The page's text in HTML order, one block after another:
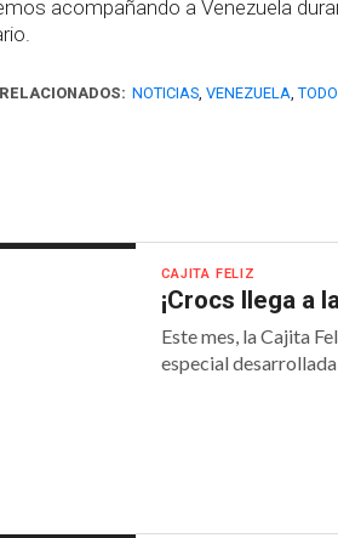
acompañando a Venezuela
NOTICIAS ,VENEZUELA ,
CAJITA FELIZ
¡Crocs llega a
Este mes, la Cajita
especial desarrollada